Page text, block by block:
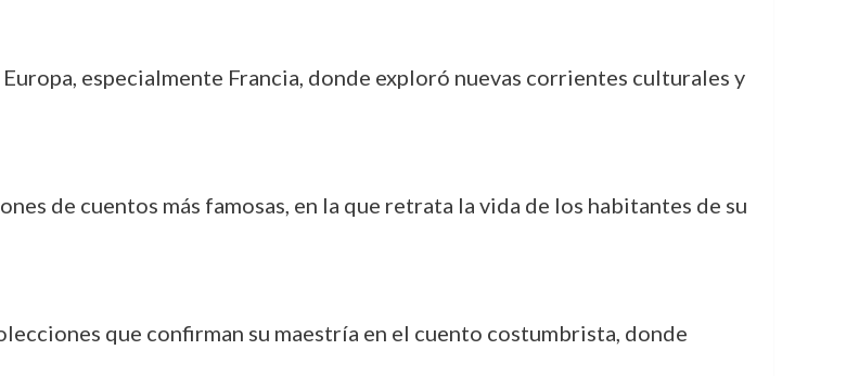
especialmente Francia, donde exploró nuevas corrientes culturales y
de cuentos más famosas, en la que retrata la vida de los habitantes de su
que confirman su maestría en el cuento costumbrista, donde